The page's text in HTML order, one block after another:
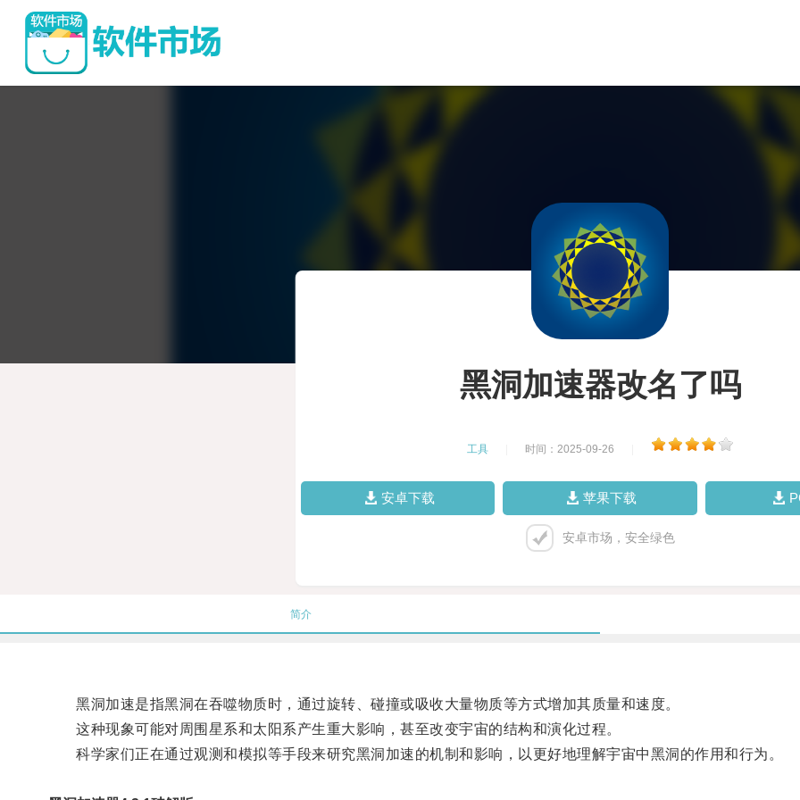
黑洞加速器改名了吗
工具 时间：2025-09-26
安卓下载 苹果下载
安卓市场，安全绿色
简介
黑洞加速是指黑洞在吞噬物质时，通过旋转、碰撞或吸收大量物质等方式增加其质量和速度。
这种现象可能对周围星系和太阳系产生重大影响，甚至改变宇宙的结构和演化过程。
科学家们正在通过观测和模拟等手段来研究黑洞加速的机制和影响，以更好地理解宇宙中黑洞的作用和行为。